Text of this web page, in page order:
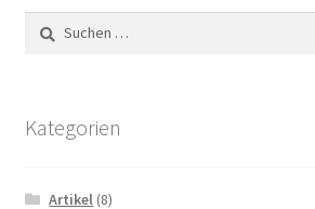
Suchen
nach:
Kategorien
Artikel (8)